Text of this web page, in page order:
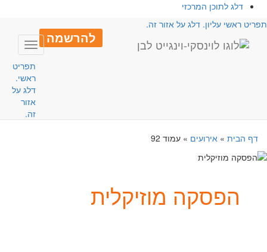
דלג לתוכן המרכזי
ראשי עליון. דלג על אזור זה.
להרשמה
Toggle
תפריט
ראשי.
דלג על
אזור
זה.
דף הבית» אירועים» עמוד 92
הפסקה מוזיקלית